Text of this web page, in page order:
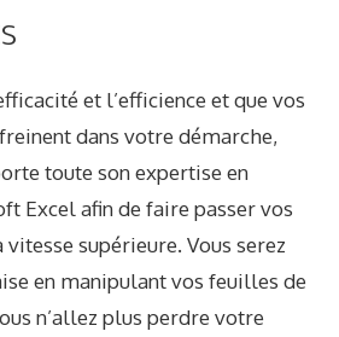
et l’efficience et que vos
dans votre démarche,
toute son expertise en
Excel afin de faire passer vos
supérieure. Vous serez
en manipulant vos feuilles de
n’allez plus perdre votre